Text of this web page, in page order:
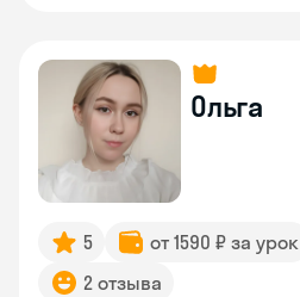
Ольга
5 от 1590 ₽ за урок
2 отзыва